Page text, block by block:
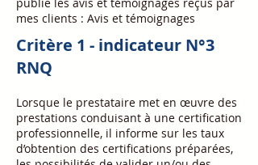
mes clients : Avis et témoignages
Critère 1 - indicateur N°3
RNQ
Lorsque le prestataire met en œuvre des
prestations conduisant à une certification
professionnelle, il informe sur les taux
d’obtention des certifications préparées,